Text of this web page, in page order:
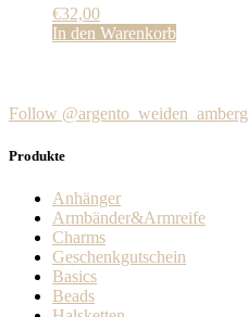
€32,00
In den Warenkorb
Follow @argento_weiden_amberg
Produkte
Anhänger
Armbänder&Armreife
Charms
Geschenkgutschein
Basics
Beads